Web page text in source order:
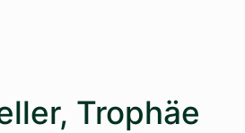
Trophäe